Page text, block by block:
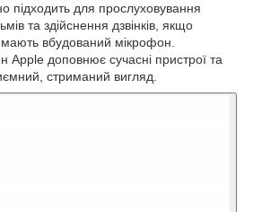
підходить для прослуховування
та здійснення дзвінків, якщо
мають вбудований мікрофон.
Apple доповнює сучасні пристрої та
стриманий вигляд.